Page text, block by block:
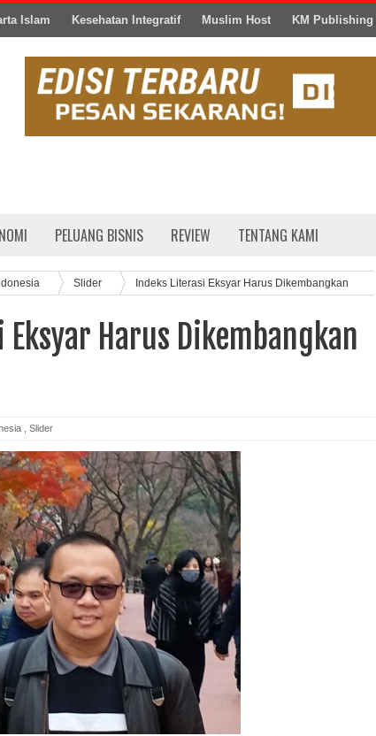
Islam Kesehatan Integratif Muslim Host KM Publishing
PELUANG BISNIS REVIEW TENTANG KAMI
Slider
Indeks Literasi Eksyar Harus Dikembangkan
Eksyar Harus Dikembangkan
Slider